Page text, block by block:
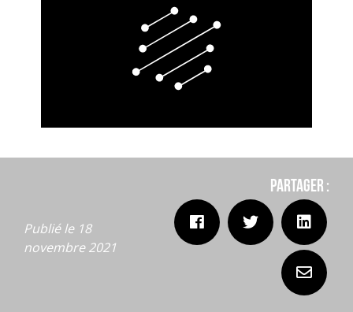
Publié le 18
novembre 2021
Partager :